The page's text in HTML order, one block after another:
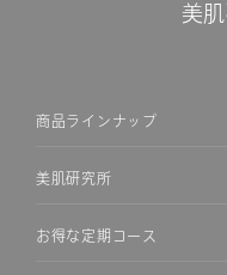
美
商品ラインナップ
美肌研究所
お得な定期コース